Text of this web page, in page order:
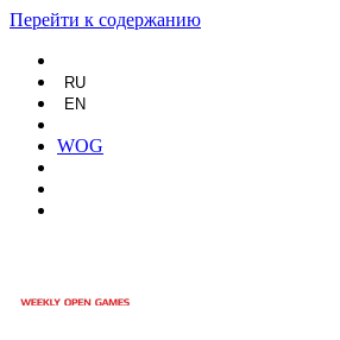
Перейти к содержанию
RU
EN
WOG